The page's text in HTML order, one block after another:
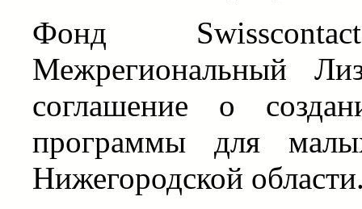
Фонд
Межрегиональный
соглашение о
программы для
Нижегородской